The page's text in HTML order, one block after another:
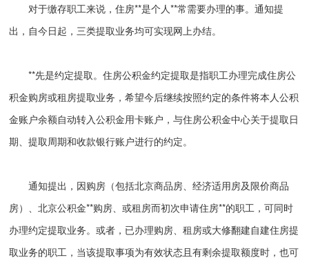
对于缴存职工来说，住房**是个人**常需要办理的事。通知提
出，自今日起，三类提取业务均可实现网上办结。
**先是约定提取。住房公积金约定提取是指职工办理完成住房公
积金购房或租房提取业务，希望今后继续按照约定的条件将本人公积
金账户余额自动转入公积金用卡账户，与住房公积金中心关于提取日
期、提取周期和收款银行账户进行的约定。
通知提出，因购房（包括北京商品房、经济适用房及限价商品
房）、北京公积金**购房、或租房而初次申请住房**的职工，可同时
办理约定提取业务。或者，已办理购房、租房或大修翻建自建住房提
取业务的职工，当该提取事项为有效状态且有剩余提取额度时，也可